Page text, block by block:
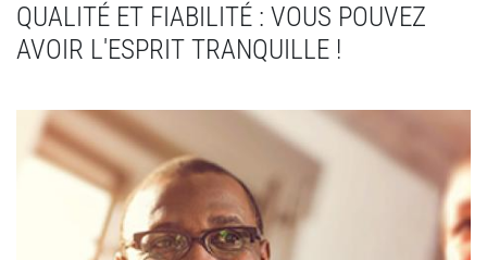
QUALITÉ ET FIABILITÉ : VOUS POUVEZ
AVOIR L'ESPRIT TRANQUILLE !